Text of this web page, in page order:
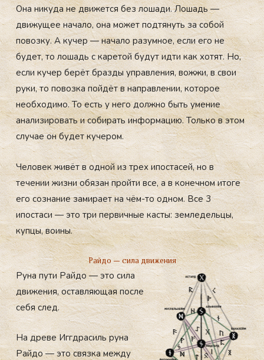
Она никуда не движется без лошади. Лошадь —
движущее начало, она может подтянуть за собой
повозку. А кучер — начало разумное, если его не
будет, то лошадь с каретой будут идти как хотят. Но,
если кучер берёт бразды управления, вожжи, в свои
руки, то повозка пойдёт в направлении, которое
необходимо. То есть у него должно быть умение
анализировать и собирать информацию. Только в этом
случае он будет кучером.
Человек живёт в одной из трех ипостасей, но в
течении жизни обязан пройти все, а в конечном итоге
его сознание замирает на чём-то одном. Все 3
ипостаси — это три первичные касты: земледельцы,
купцы, воины.
Райдо — сила движения
Руна пути Райдо — это сила
движения, оставляющая после
себя след.
На древе Иггдрасиль руна
Райдо — это связка между